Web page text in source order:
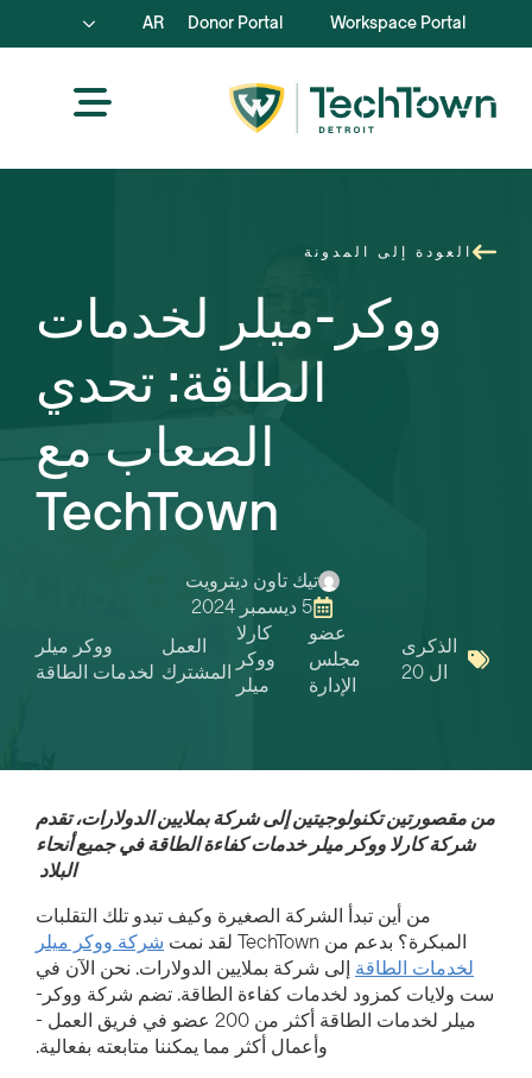
Workspace Portal
Donor Portal
AR
العودة إلى المدونة
ووكر-ميلر لخدمات
الطاقة: تحدي
الصعاب مع
TechTown
تيك تاون ديترويت
5 ديسمبر 2024
الذكرى
ال 20
عضو
مجلس
الإدارة
كارلا
ووكر
ميلر
العمل
المشترك
ووكر ميلر
لخدمات الطاقة
من مقصورتين تكنولوجيتين إلى شركة بملايين الدولارات، تقدم
شركة كارلا ووكر ميلر خدمات كفاءة الطاقة في جميع أنحاء
البلاد
من أين تبدأ الشركة الصغيرة وكيف تبدو تلك التقلبات
المبكرة؟بدعم من TechTown لقد نمتشركة ووكر ميلر
لخدمات الطاقةإلى شركة بملايين الدولارات. نحن الآن في
ست ولايات كمزود لخدمات كفاءة الطاقة. تضم شركة ووكر-
ميلر لخدمات الطاقة أكثر من 200 عضو في فريق العمل -
وأعمال أكثر مما يمكننا متابعته بفعالية.